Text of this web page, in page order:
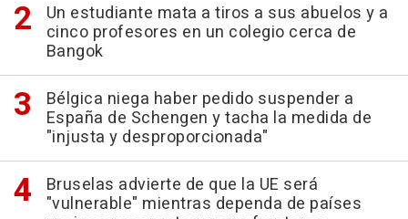
Un estudiante mata a tiros a sus abuelos y a
cinco profesores en un colegio cerca de
Bangok
Bélgica niega haber pedido suspender a
España de Schengen y tacha la medida de
"injusta y desproporcionada"
Bruselas advierte de que la UE será
"vulnerable" mientras dependa de países